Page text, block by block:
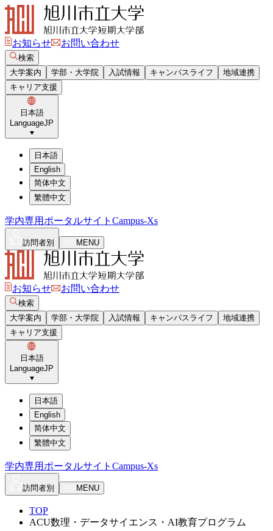
お知らせ お問い合わせ
検索
大学案内
学部・大学院 入試情報 キャンパスライフ
地域連携
キャリア支援
日本語
LanguageJP
日本語
English
简体中文
繁體中文
学内専用ポータルサイト Campus-Xs
訪問者別 MENU
お知らせ お問い合わせ
検索
大学案内
学部・大学院 入試情報 キャンパスライフ
地域連携
キャリア支援
日本語
LanguageJP
日本語
English
简体中文
繁體中文
学内専用ポータルサイト Campus-Xs
訪問者別 MENU
TOP
ACU数理・データサイエンス・AI教育プログラム